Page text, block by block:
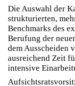
Die Auswahl der
strukturierten,
Benchmarks des
Berufung der
dem Ausscheiden
ausreichend Zeit
intensive